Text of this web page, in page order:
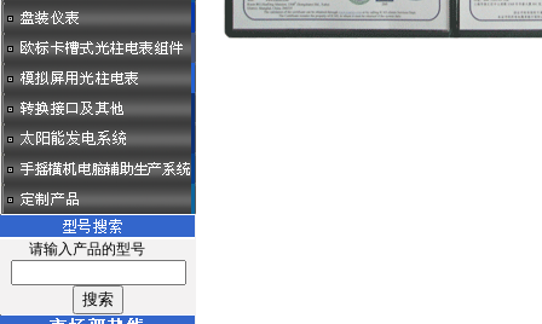
请输入产品的型号